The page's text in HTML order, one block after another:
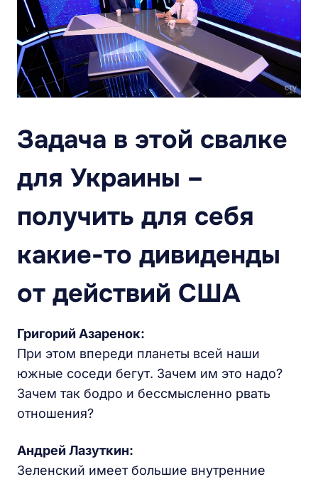
Задача в этой свалке
для Украины –
получить для себя
какие-то дивиденды
от действий США
Григорий Азаренок:
При этом впереди планеты всей наши
южные соседи бегут. Зачем им это надо?
Зачем так бодро и бессмысленно рвать
отношения?
Андрей Лазуткин:
Зеленский имеет большие внутренние